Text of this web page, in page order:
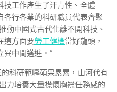
技工作產生了汗青性、全體
各行各業的科研職員代表齊聚
動中國式古代化離不開科技、
這方面要勞工健檢當好龍頭，
異中間邁進。”
科研範疇碩果累累，山河代有
力培養大量襟懷胸襟任務感的